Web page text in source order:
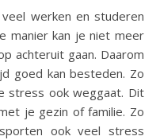
manier kan je niet meer
achteruit gaan. Daarom
goed kan besteden. Zo
stress ook weggaat. Dit
je gezin of familie. Zo
ook veel stress